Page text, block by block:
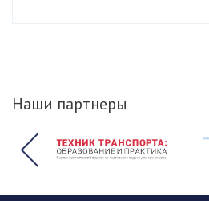
Наши партнеры